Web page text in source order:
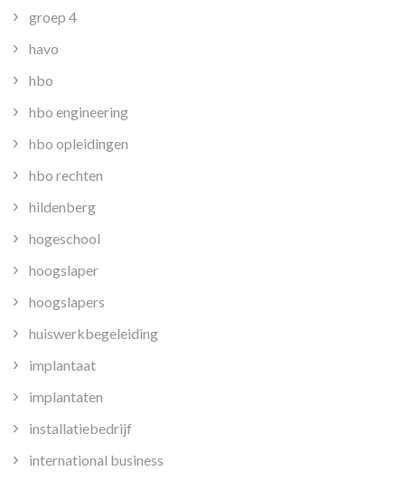
groep 4
havo
hbo
hbo engineering
hbo opleidingen
hbo rechten
hildenberg
hogeschool
hoogslaper
hoogslapers
huiswerkbegeleiding
implantaat
implantaten
installatiebedrijf
international business